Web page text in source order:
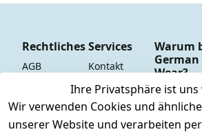
Ihre Privatsphäre ist
Wir verwenden Cookies und
unserer Website und verarbeiten
Rechtliches
AGB
Impressum
Datenschutze
rklärung
Services
Kontakt
Registrieren
Versand &
Versandkoste
Warum
German
Wear?
Dauer
ntie*